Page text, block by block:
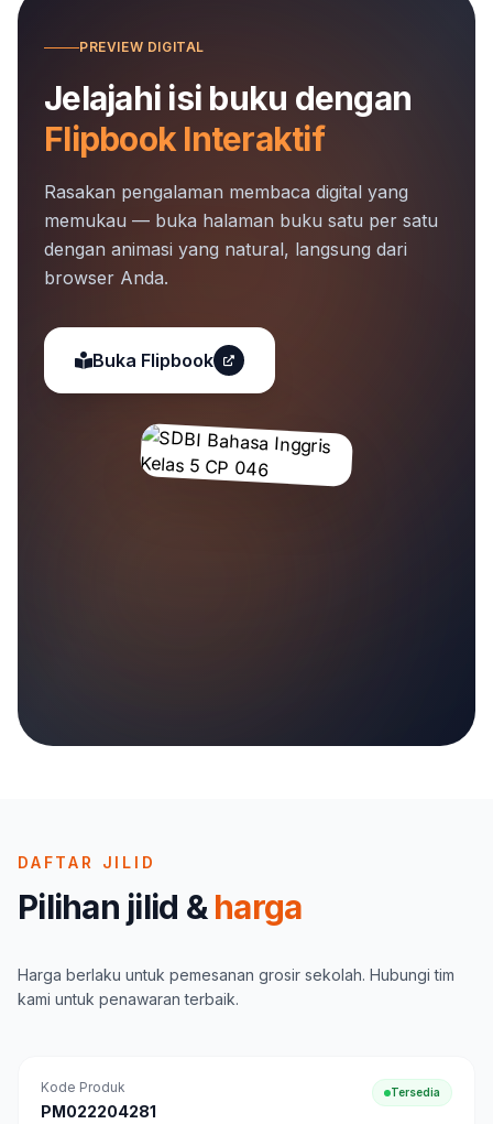
PREVIEW DIGITAL
Jelajahi isi buku dengan
Flipbook Interaktif
Rasakan pengalaman membaca digital yang
memukau — buka halaman buku satu per satu
dengan animasi yang natural, langsung dari
browser Anda.
Buka Flipbook
DAFTAR JILID
Pilihan jilid &harga
Harga berlaku untuk pemesanan grosir sekolah. Hubungi tim
kami untuk penawaran terbaik.
Kode Produk
PM022204281
Tersedia